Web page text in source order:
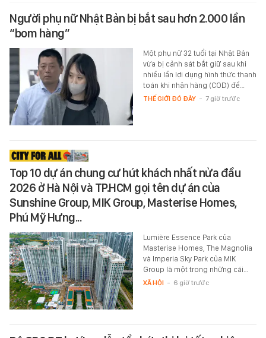
Người phụ nữ Nhật Bản bị bắt sau hơn 2.000 lần
“bom hàng”
Một phụ nữ 32 tuổi tại Nhật Bản
vừa bị cảnh sát bắt giữ sau khi
nhiều lần lợi dụng hình thức thanh
toán khi nhận hàng (COD) để…
THẾ GIỚI ĐÓ ĐÂY - 7 giờ trước
Top 10 dự án chung cư hút khách nhất nửa đầu
2026 ở Hà Nội và TP.HCM gọi tên dự án của
Sunshine Group, MIK Group, Masterise Homes,
Phú Mỹ Hưng...
Lumière Essence Park của
Masterise Homes, The Magnolia
và Imperia Sky Park của MIK
Group là một trong những cái…
XÃ HỘI - 6 giờ trước